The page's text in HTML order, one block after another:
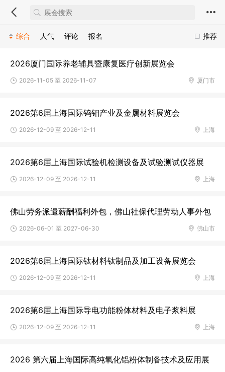
推荐
综合 人气 评论 报名
​2026厦门国际养老辅具暨康复医疗创新展览会
厦门市
2026-11-05 至 2026-11-07
2026第6届上海国际钨钼产业及金属材料展览会
上海
2026-12-09 至 2026-12-11
2026第6届上海国际试验机检测设备及试验测试仪器展
上海
2026-12-09 至 2026-12-11
佛山劳务派遣薪酬福利外包，佛山社保代理劳动人事外包
佛山市
2026-06-01 至 2027-06-30
2026第6届上海国际钛材料钛制品及加工设备展览会
上海
2026-12-09 至 2026-12-11
2026第6届上海国际导电功能粉体材料及电子浆料展
上海
2026-12-09 至 2026-12-11
2026 第六届上海国际高纯氧化铝粉体制备技术及应用展